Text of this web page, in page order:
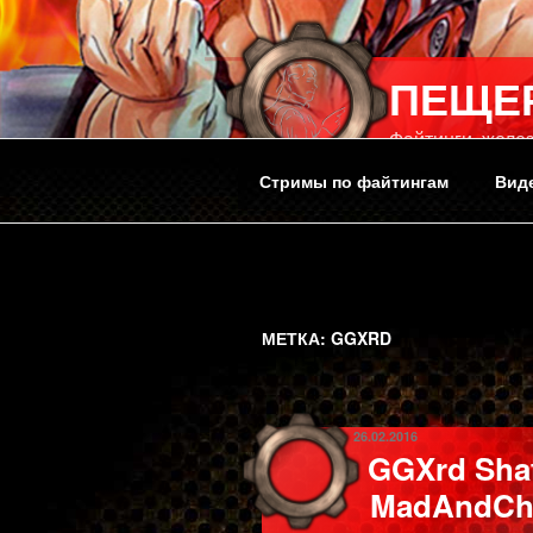
Перейти
к
содержимому
Файтинги,
Стримы по файтингам
МЕТКА: GGXRD
ОПУБЛИКОВАНО
26.02.2016
GGXrd